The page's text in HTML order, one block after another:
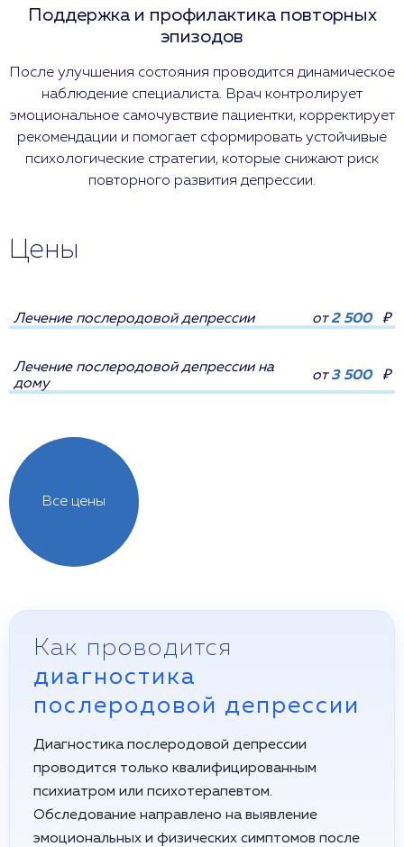
Поддержка и профилактика повторных
эпизодов
После улучшения состояния проводится динамическое
наблюдение специалиста. Врач контролирует
эмоциональное самочувствие пациентки, корректирует
рекомендации и помогает сформировать устойчивые
психологические стратегии, которые снижают риск
повторного развития депрессии.
Цены
Все цены
Лечение послеродовой депрессии от2 500 ₽
Лечение послеродовой депрессии на
дому
от3 500 ₽
Как проводится
диагностика
послеродовой депрессии
Диагностика послеродовой депрессии
проводится только квалифицированным
психиатром или психотерапевтом.
Обследование направлено на выявление
эмоциональных и физических симптомов после